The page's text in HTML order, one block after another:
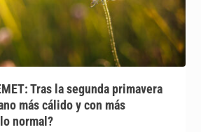
Tras la segunda primavera
más cálido y con más
normal?